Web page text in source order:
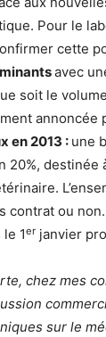
Pour le
cette
avec
soit le
annoncée
en 2013 : une
20%,
contrat ou
1er janvier
chez mes
sur le